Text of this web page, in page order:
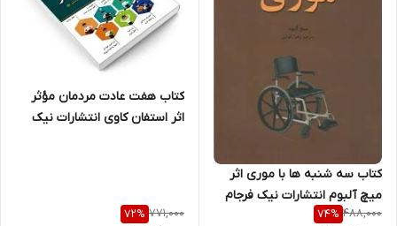
کتاب سه شنبه ها با موری اثر
میچ آلبوم انتشارات نیک فرجام
488,000
74%
کتاب هفت عادت مردمان مؤثر
اثر استفان کاوی انتشارات نیک
771,000
72%